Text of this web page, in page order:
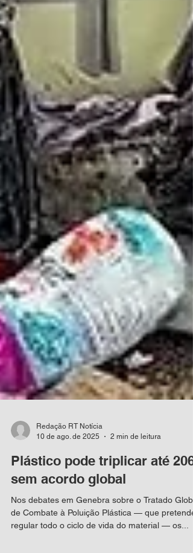
10 de ago. de 2025
2 min de leitura
Plástico pode triplicar até
sem acordo global
Nos debates em Genebra sobre o Tratado